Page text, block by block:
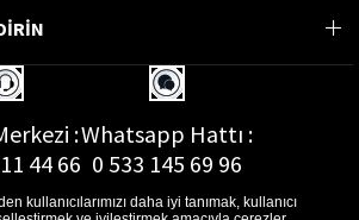
:
44 66
Whatsapp Hattı :
0 533 145 69 96
kullanıcılarımızı daha iyi tanımak, kullanıcı